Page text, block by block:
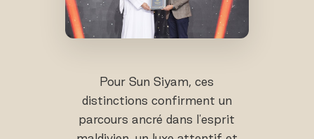
Pour Sun Siyam, ces
distinctions confirment un
parcours ancré dans l'esprit